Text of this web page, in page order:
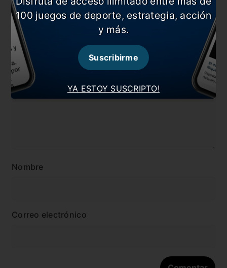
#Scaloni #Selección
Comentarios
Dejá tu opinión acá!
Nombre
Correo electrónico
YA ESTOY SUSCRIPTO!
100 juegos de deporte, estrategia, acción
y más.
Suscribirme